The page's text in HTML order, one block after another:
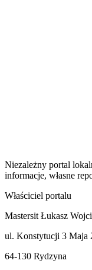
Niezależny portal
informacje, własne
Właściciel portalu
Mastersit Łukasz
ul. Konstytucji 3 Maja
64-130 Rydzyna